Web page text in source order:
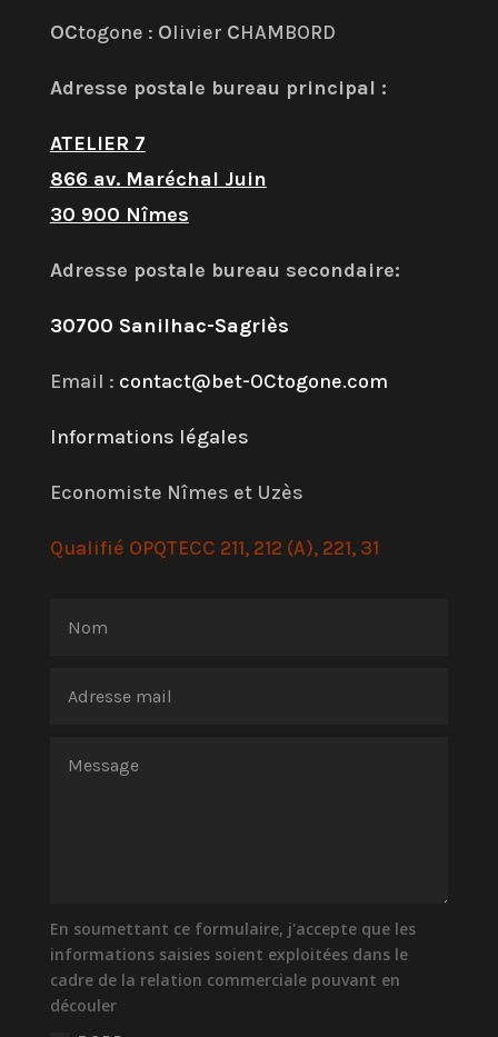
OCtogone : Olivier CHAMBORD
Adresse postale bureau principal :
ATELIER 7
866 av. Maréchal Juin
30 900 Nîmes
Adresse postale bureau secondaire:
30700 Sanilhac-Sagriès
Email : contact@bet-OCtogone.com
Informations légales
Economiste Nîmes et Uzès
Qualifié OPQTECC 211, 212 (A), 221, 31
En soumettant ce formulaire, j'accepte que les
informations saisies soient exploitées dans le
cadre de la relation commerciale pouvant en
découler